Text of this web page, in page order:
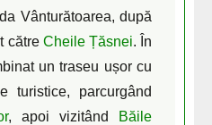
Vânturătoarea, după
către Cheile Țăsnei. În
un traseu ușor cu
turistice, parcurgând
, apoi vizitând Băile